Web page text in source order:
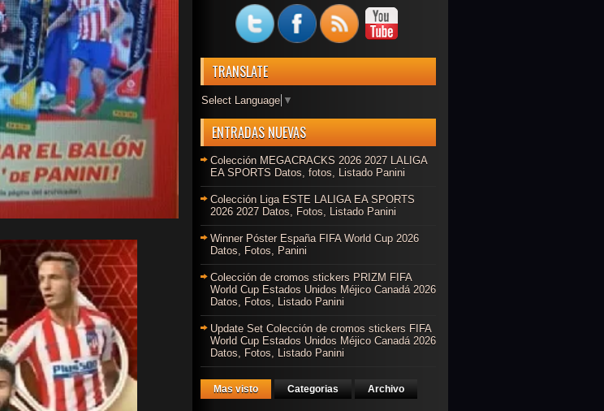
TRANSLATE
Select Language ▼
ENTRADAS NUEVAS
Colección MEGACRACKS 2026 2027 LALIGA
EA SPORTS Datos, fotos, Listado Panini
Colección Liga ESTE LALIGA EA SPORTS
2026 2027 Datos, Fotos, Listado Panini
Winner Póster España FIFA World Cup 2026
Datos, Fotos, Panini
Colección de cromos stickers PRIZM FIFA
World Cup Estados Unidos Méjico Canadá 2026
Datos, Fotos, Listado Panini
Update Set Colección de cromos stickers FIFA
World Cup Estados Unidos Méjico Canadá 2026
Datos, Fotos, Listado Panini
Mas visto Categorias Archivo